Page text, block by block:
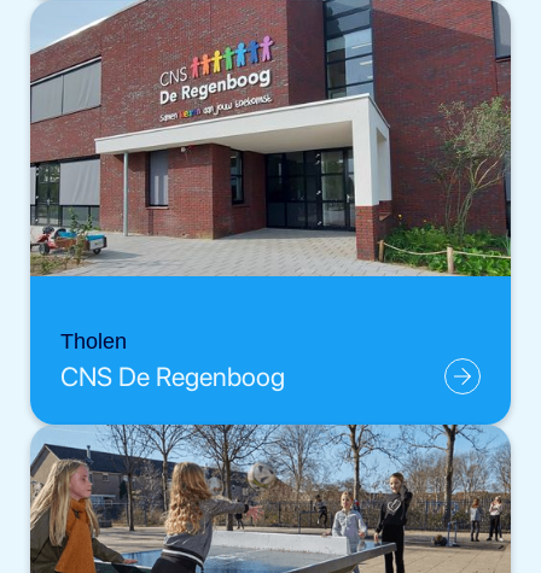
Tholen
CNS De Regenboog